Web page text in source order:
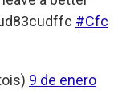
#Cfc
9 de enero